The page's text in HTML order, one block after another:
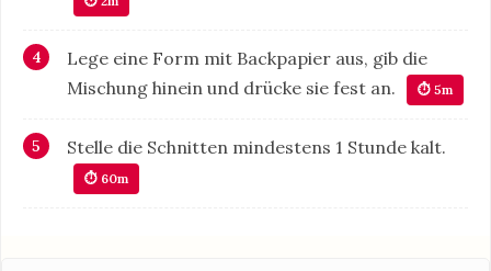
Lege eine Form mit Backpapier aus, gib die
Mischung hinein und drücke sie fest an.
⏱ 5m
Stelle die Schnitten mindestens 1 Stunde kalt.
⏱ 60m